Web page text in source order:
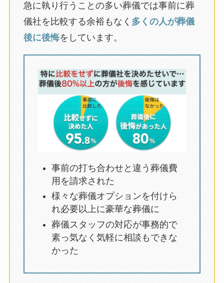
急に執り行うことの多い葬儀では事前に葬
儀社を比較する余裕もなく 多くの人が葬儀
後に後悔をしています。
事前の打ち合わせと違う葬儀費
用を請求された
様々な葬儀オプションを付けら
れ必要以上に豪華な葬儀に
葬儀スタッフの対応が事務的で
素っ気なく気軽に相談もできな
かった